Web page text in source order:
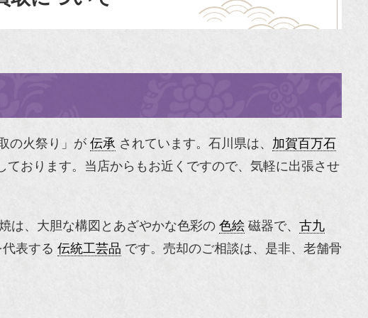
の火祭り」が 伝承 されています。石川県は、 加賀百万石
おります。当店からもお近くですので、気軽に出張させ
は、大胆な構図とあざやかな色彩の 色絵 磁器で、 古九
表する 伝統工芸品 です。売却のご相談は、是非、老舗骨